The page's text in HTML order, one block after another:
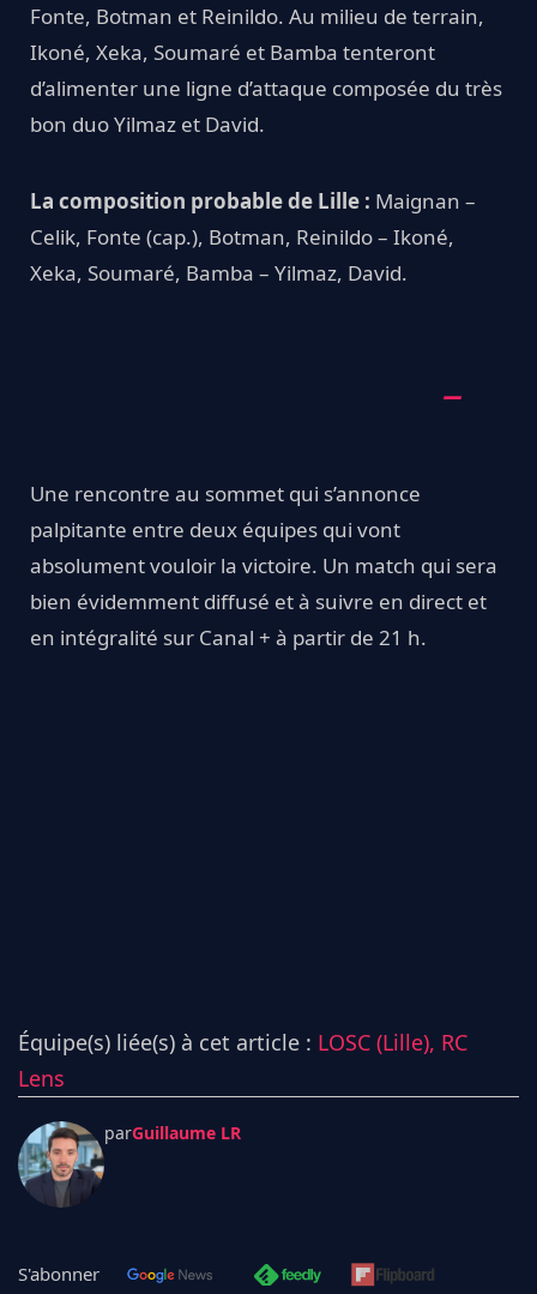
Fonte, Botman et Reinildo. Au milieu de terrain,
Ikoné, Xeka, Soumaré et Bamba tenteront
d’alimenter une ligne d’attaque composée du très
bon duo Yilmaz et David.
La composition probable de Lille : Maignan –
Celik, Fonte (cap.), Botman, Reinildo – Ikoné,
Xeka, Soumaré, Bamba – Yilmaz, David.
Une rencontre au sommet qui s’annonce
palpitante entre deux équipes qui vont
absolument vouloir la victoire. Un match qui sera
bien évidemment diffusé et à suivre en direct et
en intégralité sur Canal + à partir de 21 h.
Équipe(s) liée(s) à cet article : LOSC (Lille), RC
Lens
parGuillaume LR
S'abonner